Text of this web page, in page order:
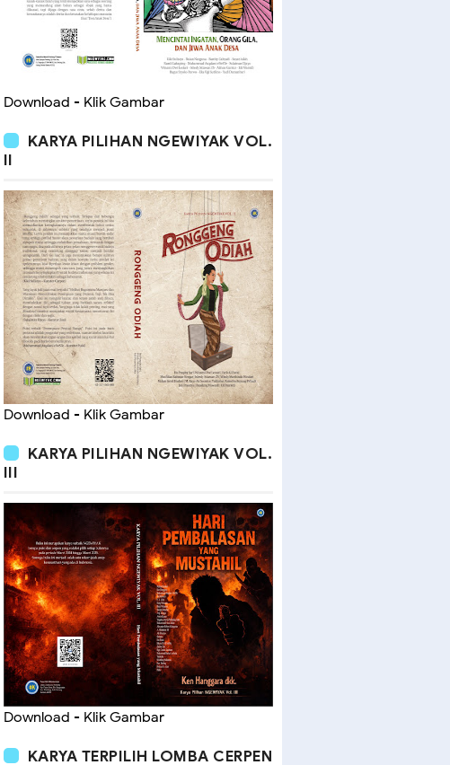
Download - Klik Gambar
KARYA PILIHAN NGEWIYAK VOL.
II
Download - Klik Gambar
KARYA PILIHAN NGEWIYAK VOL.
III
Download - Klik Gambar
KARYA TERPILIH LOMBA CERPEN